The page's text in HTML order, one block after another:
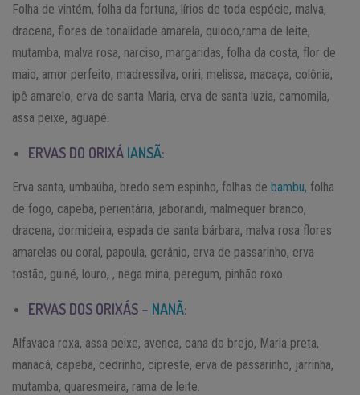
Folha de vintém, folha da fortuna, lírios de toda espécie, malva,
dracena, flores de tonalidade amarela, quioco,rama de leite,
mutamba, malva rosa, narciso, margaridas, folha da costa, flor de
maio, amor perfeito, madressilva, oriri, melissa, macaça, colônia,
ipê amarelo, erva de santa Maria, erva de santa luzia, camomila,
assa peixe, aguapé.
ERVAS DO ORIXÁ IANSÃ:
Erva santa, umbaúba, bredo sem espinho, folhas de bambu, folha
de fogo, capeba, perientária, jaborandi, malmequer branco,
dracena, dormideira, espada de santa bárbara, malva rosa flores
amarelas ou coral, papoula, gerânio, erva de passarinho, erva
tostão, guiné, louro, , nega mina, peregum, pinhão roxo.
ERVAS DOS ORIXÁS – NANÃ:
Alfavaca roxa, assa peixe, avenca, cana do brejo, Maria preta,
manacá, capeba, cedrinho, cipreste, erva de passarinho, jarrinha,
mutamba, quaresmeira, rama de leite.